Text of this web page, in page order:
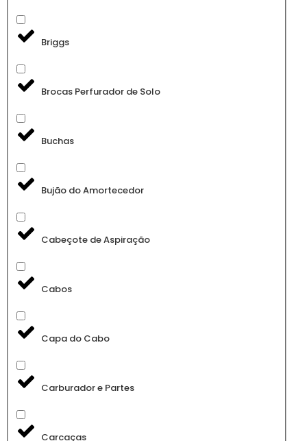
Briggs
Brocas Perfurador de Solo
Buchas
Bujão do Amortecedor
Cabeçote de Aspiração
Cabos
Capa do Cabo
Carburador e Partes
Carcaças